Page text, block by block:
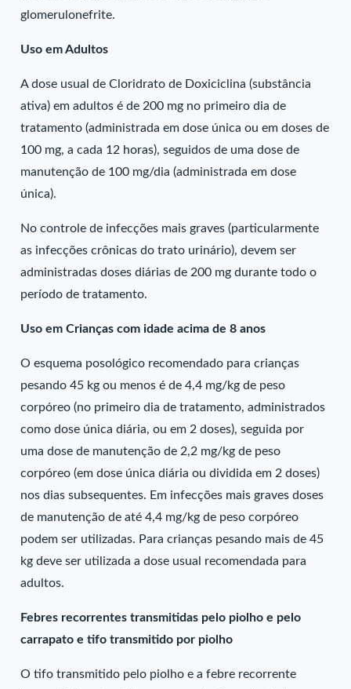
glomerulonefrite.
Uso em Adultos
A dose usual de Cloridrato de Doxiciclina (substância
ativa) em adultos é de 200 mg no primeiro dia de
tratamento (administrada em dose única ou em doses de
100 mg, a cada 12 horas), seguidos de uma dose de
manutenção de 100 mg/dia (administrada em dose
única).
No controle de infecções mais graves (particularmente
as infecções crônicas do trato urinário), devem ser
administradas doses diárias de 200 mg durante todo o
período de tratamento.
Uso em Crianças com idade acima de 8 anos
O esquema posológico recomendado para crianças
pesando 45 kg ou menos é de 4,4 mg/kg de peso
corpóreo (no primeiro dia de tratamento, administrados
como dose única diária, ou em 2 doses), seguida por
uma dose de manutenção de 2,2 mg/kg de peso
corpóreo (em dose única diária ou dividida em 2 doses)
nos dias subsequentes. Em infecções mais graves doses
de manutenção de até 4,4 mg/kg de peso corpóreo
podem ser utilizadas. Para crianças pesando mais de 45
kg deve ser utilizada a dose usual recomendada para
adultos.
Febres recorrentes transmitidas pelo piolho e pelo
carrapato e tifo transmitido por piolho
O tifo transmitido pelo piolho e a febre recorrente